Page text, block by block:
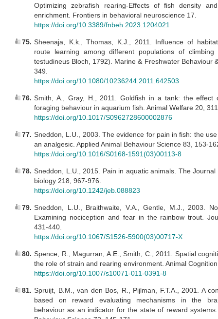
Optimizing zebrafish rearing-Effects of fish density
enrichment. Frontiers in behavioral neuroscience 17.
https://doi.org/10.3389/fnbeh.2023.1204021
75. Sheenaja, K.k., Thomas, K.J., 2011. Influence of
route learning among different populations of climbing
testudineus Bloch, 1792). Marine & Freshwater Behaviour
349.
https://doi.org/10.1080/10236244.2011.642503
76. Smith, A., Gray, H., 2011. Goldfish in a tank: the effect
foraging behaviour in aquarium fish. Animal Welfare 20,
https://doi.org/10.1017/S0962728600002876
77. Sneddon, L.U., 2003. The evidence for pain in fish: the
an analgesic. Applied Animal Behaviour Science 83, 153-
https://doi.org/10.1016/S0168-1591(03)00113-8
78. Sneddon, L.U., 2015. Pain in aquatic animals. The
biology 218, 967-976.
https://doi.org/10.1242/jeb.088823
79. Sneddon, L.U., Braithwaite, V.A., Gentle, M.J., 2003.
Examining nociception and fear in the rainbow trout.
431-440.
https://doi.org/10.1067/S1526-5900(03)00717-X
80. Spence, R., Magurran, A.E., Smith, C., 2011. Spatial
the role of strain and rearing environment. Animal
https://doi.org/10.1007/s10071-011-0391-8
81. Spruijt, B.M., van den Bos, R., Pijlman, F.T.A., 2001. A
based on reward evaluating mechanisms in the
behaviour as an indicator for the state of reward